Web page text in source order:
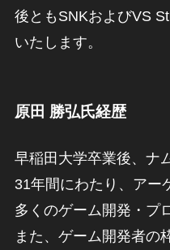
後ともSNKおよびVS
いたします。
原田 勝弘氏経歴
早稲田大学卒業後、ナ
31年間にわたり、アー
多くのゲーム開発・プ
また、ゲーム開発者の